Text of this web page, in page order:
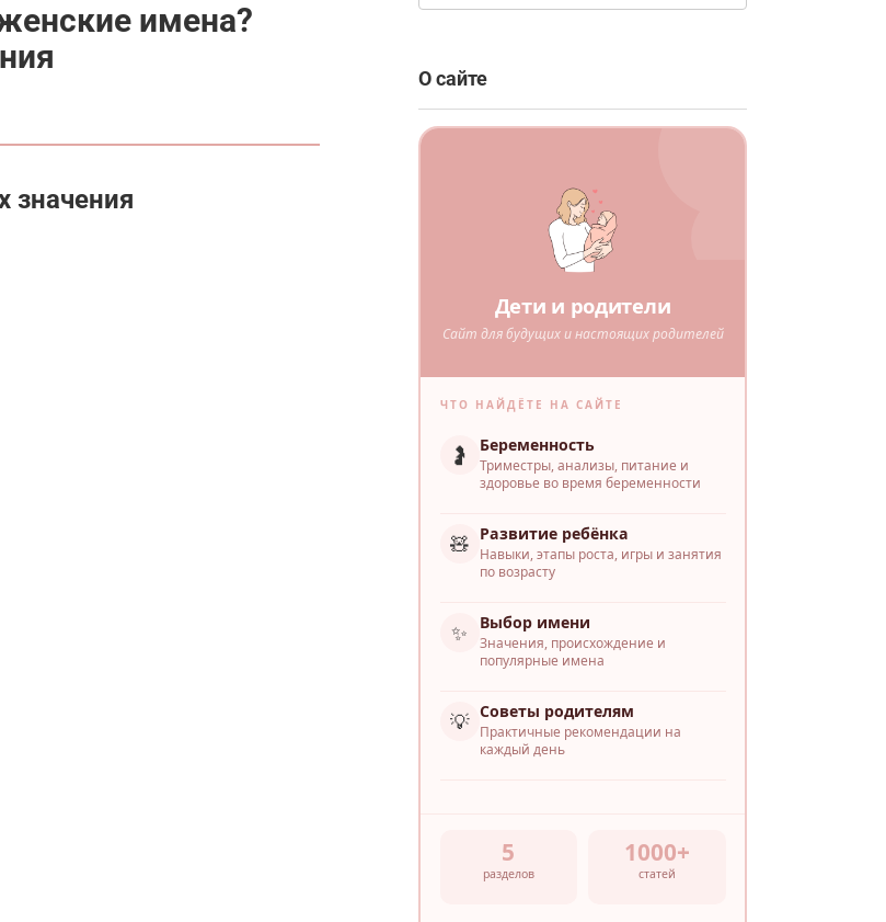
имена?
значения
О сайте
Дети и родители
Сайт для будущих и настоящих родителей
ЧТО НАЙДЁТЕ НА САЙТЕ
🤰 Беременность
Триместры, анализы, питание и
здоровье во время беременности
🧸 Развитие ребёнка
Навыки, этапы роста, игры и занятия
по возрасту
✨ Выбор имени
Значения, происхождение и
популярные имена
💡 Советы родителям
Практичные рекомендации на
каждый день
5
разделов
1000+
статей